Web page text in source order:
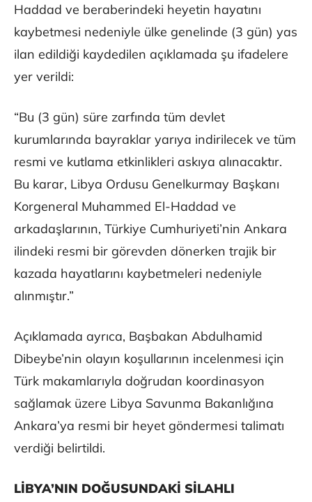
Haddad ve beraberindeki heyetin hayatını
kaybetmesi nedeniyle ülke genelinde (3 gün) yas
ilan edildiği kaydedilen açıklamada şu ifadelere
yer verildi:
“Bu (3 gün) süre zarfında tüm devlet
kurumlarında bayraklar yarıya indirilecek ve tüm
resmi ve kutlama etkinlikleri askıya alınacaktır.
Bu karar, Libya Ordusu Genelkurmay Başkanı
Korgeneral Muhammed El-Haddad ve
arkadaşlarının, Türkiye Cumhuriyeti’nin Ankara
ilindeki resmi bir görevden dönerken trajik bir
kazada hayatlarını kaybetmeleri nedeniyle
alınmıştır.”
Açıklamada ayrıca, Başbakan Abdulhamid
Dibeybe’nin olayın koşullarının incelenmesi için
Türk makamlarıyla doğrudan koordinasyon
sağlamak üzere Libya Savunma Bakanlığına
Ankara’ya resmi bir heyet göndermesi talimatı
verdiği belirtildi.
LİBYA’NIN DOĞUSUNDAKİ SİLAHLI